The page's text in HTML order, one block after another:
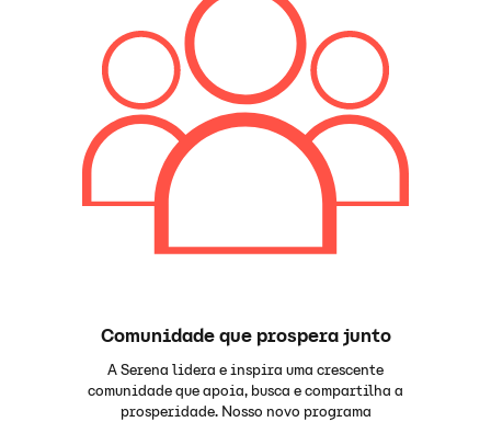
Comunidade que prospera junto
A Serena lidera e inspira uma crescente
comunidade que apoia, busca e compartilha a
prosperidade. Nosso novo programa